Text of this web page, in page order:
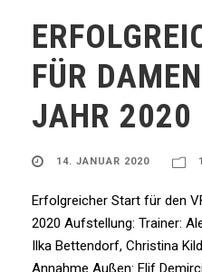
FÜR
JAHR 2020
14. JANUAR 2020
Erfolgreicher Start für den
2020 Aufstellung: Trainer:
Ilka Bettendorf, Christina
Annahme Außen: Elif